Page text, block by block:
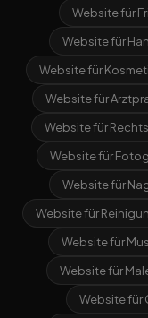
Website für
Website für
Website für
Website für
Website für
Website für
Website für
Website für
Website für
Website für
Website für